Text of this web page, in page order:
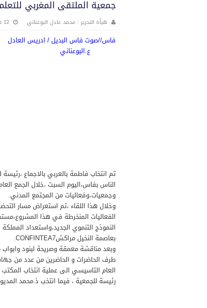
جمعية الملتقى المغربي
هيأة التحرير : محمد عادل البوعناني 12 فبراير، 2022
فاس//صوت فاس البديل / ادريس العادل
ع.البوعناني
تم انتخاب فاطمة بالعربي بالاجماع
الناس بفاس،اليوم السبت ،خلال الجمع
وجمعيات،وفعاليات من المجتمع المدني.
وخلال هذا اللقاء ،تم استعراض مسار
الفعاليات المنخرطة في هذا
النموذج التنموي الجديد،واستعداد
بعاصمة النخيل مراكشCONFINTEA7.
وبعد مناقشة معمقة وصريحة لبنود
طرف الحاضرات و الحاضرين من عدد من جهات
العام التاسيسي الى عملية انتخاب
رئيسة للجمعية ، فيما انتخب ذ.محمد